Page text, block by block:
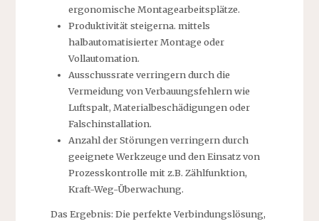
ergonomische Montagearbeitsplätze.
Produktivität steigerna. mittels
halbautomatisierter Montage oder
Vollautomation.
Ausschussrate verringern durch die
Vermeidung von Verbauungsfehlern wie
Luftspalt, Materialbeschädigungen oder
Falschinstallation.
Anzahl der Störungen verringern durch
geeignete Werkzeuge und den Einsatz von
Prozesskontrolle mit z.B. Zählfunktion,
Kraft-Weg-Überwachung.
Das Ergebnis: Die perfekte Verbindungslösung,